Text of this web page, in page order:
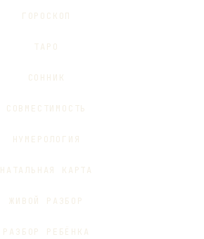
ГОРОСКОП
ТАРО
СОННИК
СОВМЕСТИМОСТЬ
НУМЕРОЛОГИЯ
НАТАЛЬНАЯ КАРТА
ЖИВОЙ РАЗБОР
РАЗБОР РЕБЁНКА